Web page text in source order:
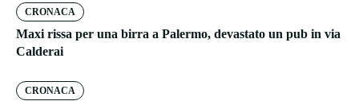
CRONACA
Maxi rissa per una birra a Palermo, devastato un pub in via
Calderai
CRONACA